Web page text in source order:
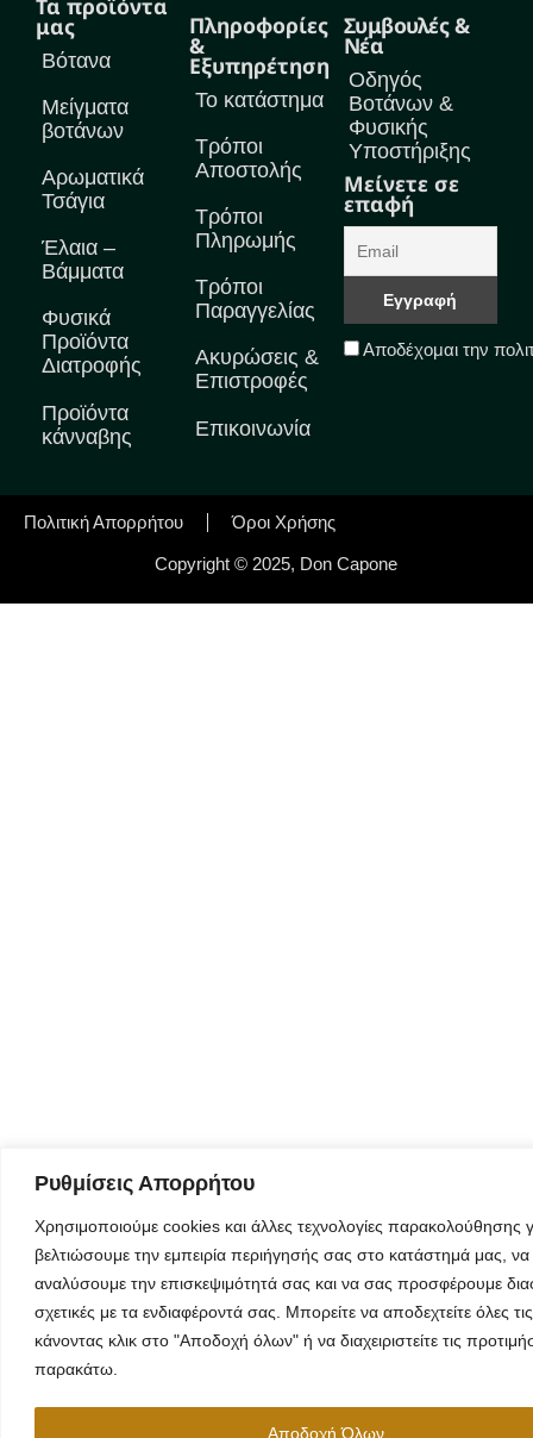
Ρυθμίσεις Απορρήτου
Χρησιμοποιούμε cookies και άλλες τεχνολογίες παρακολούθησης
βελτιώσουμε την εμπειρία περιήγησής σας στο κατάστημά μας, να
αναλύσουμε την επισκεψιμότητά σας και να σας προσφέρουμε
σχετικές με τα ενδιαφέροντά σας. Μπορείτε να αποδεχτείτε όλες
κάνοντας κλικ στο "Αποδοχή όλων" ή να διαχειριστείτε τις
παρακάτω.
Αποδοχή Όλων
Τα προϊόντα
μας
Βότανα
Μείγματα
βοτάνων
Αρωματικά
Τσάγια
Έλαια –
Βάμματα
Φυσικά
Προϊόντα
Διατροφής
Προϊόντα
κάνναβης
Πληροφορίες
&
Εξυπηρέτηση
Το κατάστημα
Τρόποι
Αποστολής
Τρόποι
Πληρωμής
Τρόποι
Παραγγελίας
Ακυρώσεις &
Επιστροφές
Επικοινωνία
Συμβουλές &
Νέα
Οδηγός
Βοτάνων &
Φυσικής
Υποστήριξης
Μείνετε σε
επαφή
Αποδέχομαι την
Copyright © 2025, Don Capone
Πολιτική Απορρήτου Όροι Χρήσης